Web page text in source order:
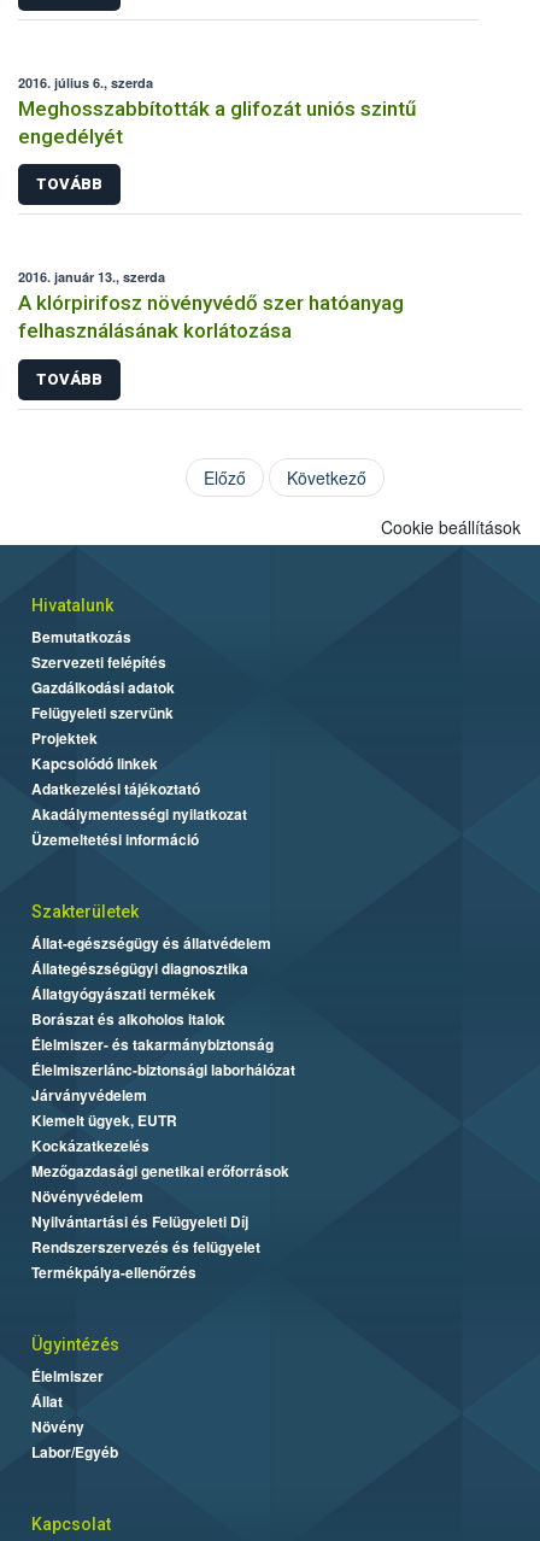
2016. július 6., szerda
Meghosszabbították a glifozát uniós szintű
engedélyét
TOVÁBB
2016. január 13., szerda
A klórpirifosz növényvédő szer hatóanyag
felhasználásának korlátozása
TOVÁBB
Előző Következő
Cookie beállítások
Hivatalunk
Bemutatkozás
Szervezeti felépítés
Gazdálkodási adatok
Felügyeleti szervünk
Projektek
Kapcsolódó linkek
Adatkezelési tájékoztató
Akadálymentességi nyilatkozat
Üzemeltetési információ
Szakterületek
Állat-egészségügy és állatvédelem
Állategészségügyi diagnosztika
Állatgyógyászati termékek
Borászat és alkoholos italok
Élelmiszer- és takarmánybiztonság
Élelmiszerlánc-biztonsági laborhálózat
Járványvédelem
Kiemelt ügyek, EUTR
Kockázatkezelés
Mezőgazdasági genetikai erőforrások
Növényvédelem
Nyilvántartási és Felügyeleti Díj
Rendszerszervezés és felügyelet
Termékpálya-ellenőrzés
Ügyintézés
Élelmiszer
Állat
Növény
Labor/Egyéb
Kapcsolat